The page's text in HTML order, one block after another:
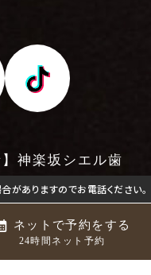
神楽坂シエル歯
34番地1
ありますのでお電話ください。
ネットで予約をする
24時間ネット予約